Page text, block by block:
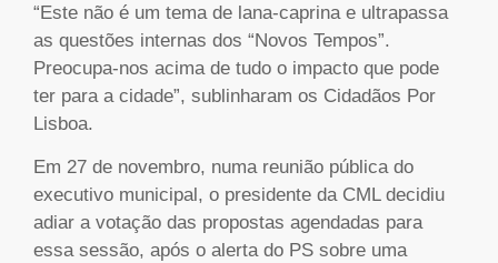
“Este não é um tema de lana-caprina e ultrapassa
as questões internas dos “Novos Tempos”.
Preocupa-nos acima de tudo o impacto que pode
ter para a cidade”, sublinharam os Cidadãos Por
Lisboa.
Em 27 de novembro, numa reunião pública do
executivo municipal, o presidente da CML decidiu
adiar a votação das propostas agendadas para
essa sessão, após o alerta do PS sobre uma